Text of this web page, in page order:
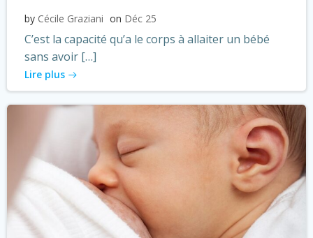
by Cécile Graziani on Déc 25
C’est la capacité qu’a le corps à allaiter un bébé
sans avoir […]
Lire plus